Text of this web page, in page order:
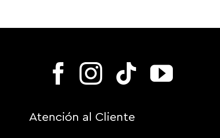
Atención al Cliente